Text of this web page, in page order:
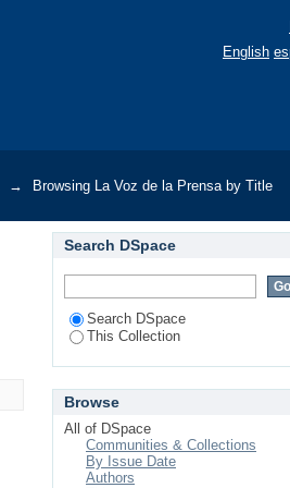
English
→ Browsing La Voz de la Prensa by Title
Search DSpace
Search DSpace
This Collection
Browse
All of DSpace
Communities & Collections
By Issue Date
Authors